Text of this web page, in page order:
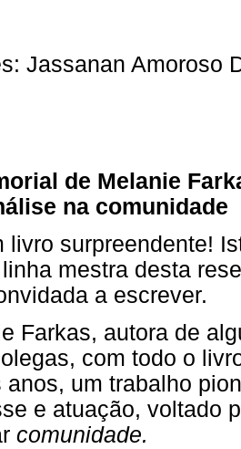
Jassanan Amoroso
de Melanie
na comunidade
livro surpreendente!
mestra desta
a escrever.
Farkas, autora de
com todo o
anos, um trabalho
e atuação, voltado
comunidade.